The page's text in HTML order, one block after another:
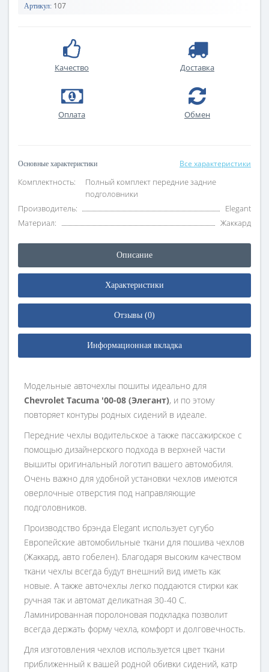
Артикул: 107
Качество Доставка
Оплата Обмен
Основные характеристики Все характеристики
Комплектность:
Полный комплект передние задние
подголовники
Производитель:
Elegant
Материал:
Жаккард
Описание
Характеристики
Отзывы (0)
Информационная вкладка
Модельные авточехлы пошиты идеально для
Chevrolet Tacuma '00-08 (Элегант), и по этому
повторяет контуры родных сидений в идеале.
Передние чехлы водительское а также пассажирское с
помощью дизайнерского подхода в верхней части
вышиты оригинальный логотип вашего автомобиля.
Очень важно для удобной установки чехлов имеются
оверлочные отверстия под направляющие
подголовников.
Производство брэнда Elegant использует сугубо
Европейские автомобильные ткани для пошива чехлов
(Жаккард, авто гобелен). Благодаря высоким качеством
ткани чехлы всегда будут внешний вид иметь как
новые. А также авточехлы легко поддаются стирки как
ручная так и автомат деликатная 30-40 С.
Ламинированная поролоновая подкладка позволит
всегда держать форму чехла, комфорт и долговечность.
Для изготовления чехлов используется цвет ткани
приближенный к вашей родной обивки сидений, катр